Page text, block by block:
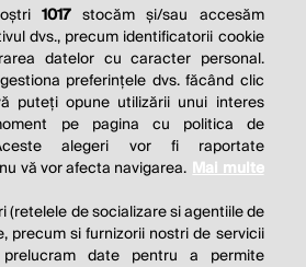
1017 stocăm și/sau accesăm
dvs., precum identificatorii cookie
datelor cu caracter personal.
preferințele dvs. făcând clic
puteți opune utilizării unui interes
pe pagina cu politica de
alegeri vor fi raportate
vă vor afecta navigarea. Mai multe
(retelele de socializare si agentiile de
precum si furnizorii nostri de servicii
date pentru a permite